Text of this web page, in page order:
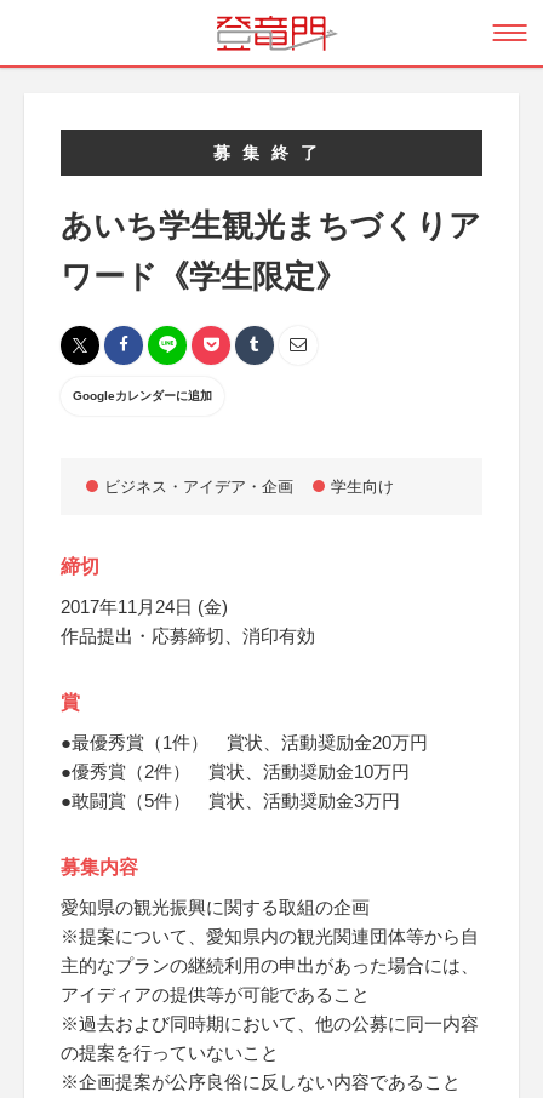
募集終了
あいち学生観光まちづくりア
ワード《学生限定》
Googleカレンダーに追加
ビジネス・アイデア・企画 学生向け
締切
2017年11月24日 (金)
作品提出・応募締切、消印有効
賞
●最優秀賞（1件） 賞状、活動奨励金20万円
●優秀賞（2件） 賞状、活動奨励金10万円
●敢闘賞（5件） 賞状、活動奨励金3万円
募集内容
愛知県の観光振興に関する取組の企画
※提案について、愛知県内の観光関連団体等から自
主的なプランの継続利用の申出があった場合には、
アイディアの提供等が可能であること
※過去および同時期において、他の公募に同一内容
の提案を行っていないこと
※企画提案が公序良俗に反しない内容であること